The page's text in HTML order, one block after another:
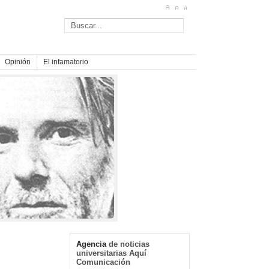
Opinión El infamatorio
Agencia de noticias
universitarias Aquí
Comunicación